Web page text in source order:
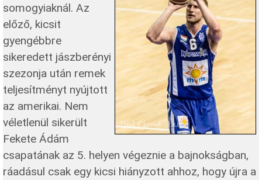
somogyiaknál. Az
előző, kicsit
gyengébbre
sikeredett jászberényi
szezonja után remek
teljesítményt nyújtott
az amerikai. Nem
véletlenül sikerült
Fekete Ádám
csapatának az 5. helyen végeznie a bajnokságban,
ráadásul csak egy kicsi hiányzott ahhoz, hogy újra a